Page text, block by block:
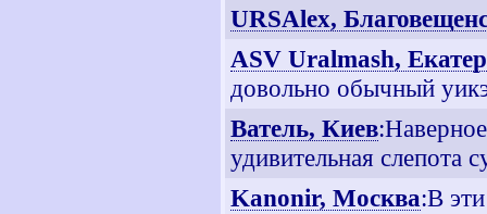
URSAlex,
ASV Uralmash,
довольно обычный
Ватель, Киев
удивительная слепота
Kanonir, Москва:В